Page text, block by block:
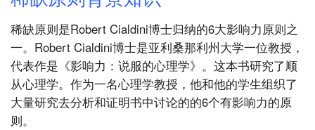
稀缺原则是Robert Cialdini博士归纳的6大影响力原则之
一。Robert Cialdini博士是亚利桑那利州大学一位教授，
代表作是《影响力：说服的心理学》。这本书研究了顺
从心理学。作为一名心理学教授，他和他的学生组织了
大量研究去分析和证明书中讨论的的6个有影响力的原
则。